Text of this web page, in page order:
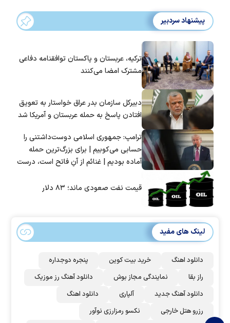
پیشنهاد سردبیر
ترکیه، عربستان و پاکستان توافقنامه دفاعی
مشترک امضا می‌کنند
دبیرکل سازمان بدر عراق خواستار به تعویق
افتادن پاسخ به حمله عربستان و آمریکا شد
ترامپ: جمهوری اسلامی دوست‌داشتنی را
حسابی می‌کوبیم | برای بزرگ‌ترین حمله
آماده بودیم | غنائم از آنِ فاتح است، درست
قیمت نفت صعودی ماند؛ ۸۳ دلار
لینک های مفید
دانلود اهنگ خرید بیت کوین
پنجره دوجداره
راز بقا
نمایندگی مجاز بوش
دانلود آهنگ رز‌ موزیک
دانلود آهنگ جدید
آلپاری
دانلود اهنگ
رزرو هتل خارجی
نکسو رمزارزی نوآور